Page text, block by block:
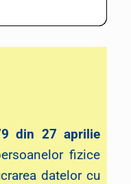
din 27 aprilie
fizice
datelor cu